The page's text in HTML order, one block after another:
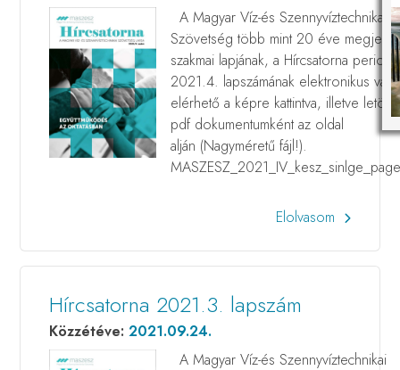
A Magyar Víz-és Szennyvíztechnikai
Szövetség több mint 20 éve
szakmai lapjának, a Hírcsatorna
2021.4. lapszámának elektronikus
elérhető a képre kattintva, illetve
pdf dokumentumként az oldal
alján (Nagyméretű fájl!).
Elolvasom
Hírcsatorna 2021.3. lapszám
Közzétéve:2021.09.24.
A Magyar Víz-és Szennyvíztechnikai